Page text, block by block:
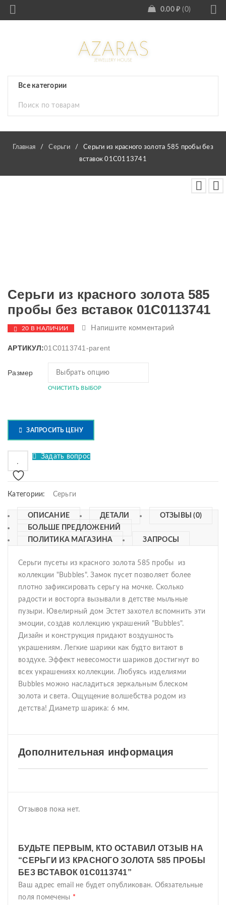
0.00 ₽ 0
Главная / Серьги /
Серьги из красного золота 585 пробы без
вставок 01С0113741
Серьги из красного золота 585
пробы без вставок 01С0113741
20 В НАЛИЧИИ Напишите комментарий
АРТИКУЛ:01С0113741-parent
Размер
ОЧИСТИТЬ ВЫБОР
ЗАПРОСИТЬ ЦЕНУ
Задать вопрос
Категории: Серьги
ОПИСАНИЕ ДЕТАЛИ
ОТЗЫВЫ (0)
БОЛЬШЕ ПРЕДЛОЖЕНИЙ
ПОЛИТИКА МАГАЗИНА
ЗАПРОСЫ
Серьги пусеты из красного золота 585 пробы из
коллекции "Bubbles". Замок пусет позволяет более
плотно зафиксировать серьгу на мочке. Сколько
радости и восторга вызывали в детстве мыльные
пузыри. Ювелирный дом Эстет захотел вспомнить эти
эмоции, создав коллекцию украшений "Bubbles".
Дизайн и конструкция придают воздушность
украшениям. Легкие шарики как будто витают в
воздухе. Эффект невесомости шариков достигнут во
всех украшениях коллекции. Любуясь изделиями
Bubbles можно насладиться зеркальным блеском
золота и света. Ощущение волшебства родом из
детства! Диаметр шарика: 6 мм.
Дополнительная информация
Отзывов пока нет.
БУДЬТЕ ПЕРВЫМ, КТО ОСТАВИЛ ОТЗЫВ НА
“СЕРЬГИ ИЗ КРАСНОГО ЗОЛОТА 585 ПРОБЫ
БЕЗ ВСТАВОК 01С0113741”
Ваш адрес email не будет опубликован. Обязательные
поля помечены *